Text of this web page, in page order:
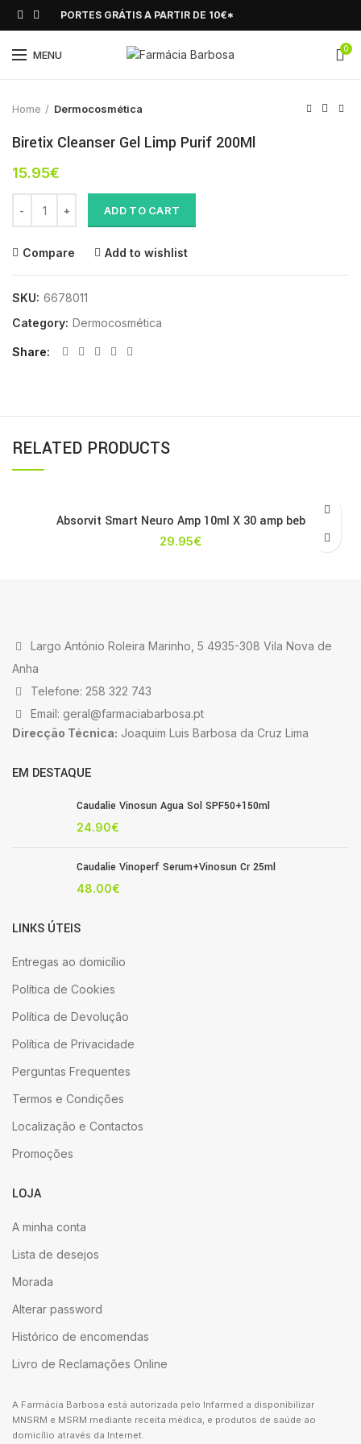
PORTES GRÁTIS A PARTIR DE 10€*
MENU 0
Click to enlarge
Home Dermocosmética
Biretix Cleanser Gel Limp Purif 200Ml
15.95€
ADD TO CART
Compare Add to wishlist
SKU: 6678011
Category: Dermocosmética
Share
RELATED PRODUCTS
Absorvit Smart Neuro Amp 10ml X 30 amp beb
29.95€
Largo António Roleira Marinho, 5 4935-308 Vila Nova de
Anha
Telefone: 258 322 743
Email: geral@farmaciabarbosa.pt
Direcção Técnica: Joaquim Luis Barbosa da Cruz Lima
EM DESTAQUE
Caudalie Vinosun Agua Sol SPF50+150ml
24.90€
Caudalie Vinoperf Serum+Vinosun Cr 25ml
48.00€
LINKS ÚTEIS
Entregas ao domicílio
Política de Cookies
Política de Devolução
Política de Privacidade
Perguntas Frequentes
Termos e Condições
Localização e Contactos
Promoções
LOJA
A minha conta
Lista de desejos
Morada
Alterar password
Histórico de encomendas
Livro de Reclamações Online
A Farmácia Barbosa está autorizada pelo Infarmed a disponibilizar
MNSRM e MSRM mediante receita médica, e produtos de saúde ao
domicílio através da Internet.